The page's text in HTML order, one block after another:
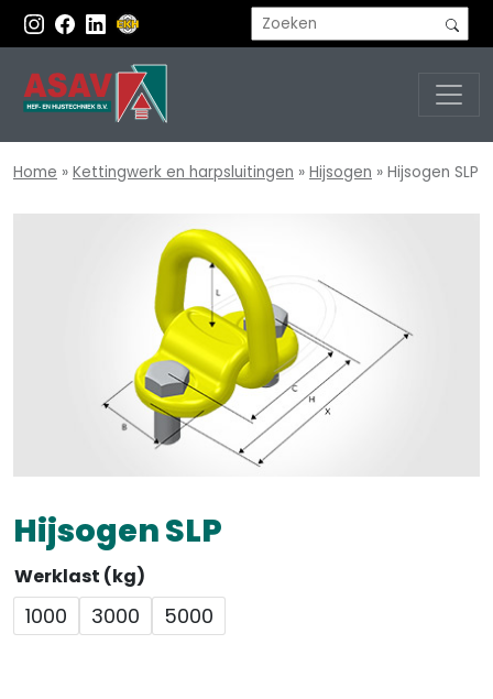
Home » Kettingwerk en harpsluitingen » Hijsogen » Hijsogen SLP
Hijsogen SLP
Werklast (kg)
1000 3000 5000